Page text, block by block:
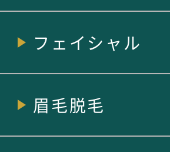
フェイシャル
眉毛脱毛